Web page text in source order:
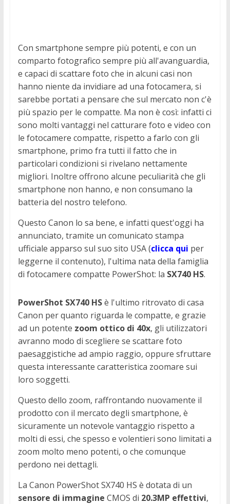
Con smartphone sempre più potenti, e con un
comparto fotografico sempre più all'avanguardia,
e capaci di scattare foto che in alcuni casi non
hanno niente da invidiare ad una fotocamera, si
sarebbe portati a pensare che sul mercato non c'è
più spazio per le compatte. Ma non è così: infatti ci
sono molti vantaggi nel catturare foto e video con
le fotocamere compatte, rispetto a farlo con gli
smartphone, primo fra tutti il fatto che in
particolari condizioni si rivelano nettamente
migliori. Inoltre offrono alcune peculiarità che gli
smartphone non hanno, e non consumano la
batteria del nostro telefono.
Questo Canon lo sa bene, e infatti quest'oggi ha
annunciato, tramite un comunicato stampa
ufficiale apparso sul suo sito USA (clicca qui per
leggerne il contenuto), l'ultima nata della famiglia
di fotocamere compatte PowerShot: la SX740 HS.
PowerShot SX740 HSè l'ultimo ritrovato di casa
Canon per quanto riguarda le compatte, e grazie
ad un potente zoom ottico di 40x, gli utilizzatori
avranno modo di scegliere se scattare foto
paesaggistiche ad ampio raggio, oppure sfruttare
questa interessante caratteristica zoomare sui
loro soggetti.
Questo dello zoom, raffrontando nuovamente il
prodotto con il mercato degli smartphone, è
sicuramente un notevole vantaggio rispetto a
molti di essi, che spesso e volentieri sono limitati a
zoom molto meno potenti, o che comunque
perdono nei dettagli.
La Canon PowerShot SX740 HS è dotata di un
sensore di immagine CMOS di 20.3MP effettivi,